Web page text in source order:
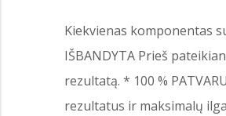
Kiekvienas komponentas
IŠBANDYTA Prieš
rezultatą. * 100 %
rezultatus ir maksimalų